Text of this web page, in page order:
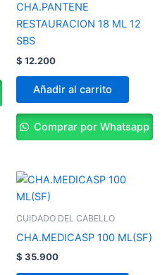
CHA.PANTENE
RESTAURACION 18 ML 12
SBS
$ 12.200
Añadir al carrito
Comprar por Whatsapp
CUIDADO DEL CABELLO
CHA.MEDICASP 100 ML(SF)
$ 35.900